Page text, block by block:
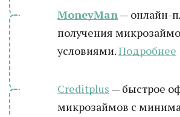
MoneyMan— онлайн-
получения
условиями.Подробнее
Creditplus — быстрое
микрозаймов с